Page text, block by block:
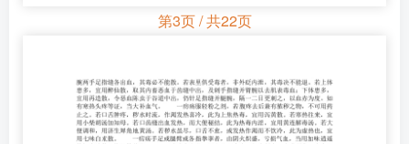
第3页 / 共22页